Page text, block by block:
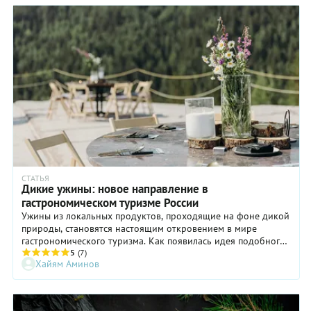
СТАТЬЯ
Дикие ужины: новое направление в
гастрономическом туризме России
Ужины из локальных продуктов, проходящие на фоне дикой
природы, становятся настоящим откровением в мире
гастрономического туризма. Как появилась идея подобного
формата и каким образом он может стать катализатором
для развития туризма в регионе, рассказал Хайям Аминов,
основатель и владелец ресторанов Fresco и Fresco Asia в
Красноярске, создатель WD Fest — гастрономических ужинов
в тайге и горах.
5 (7)
Хайям Аминов